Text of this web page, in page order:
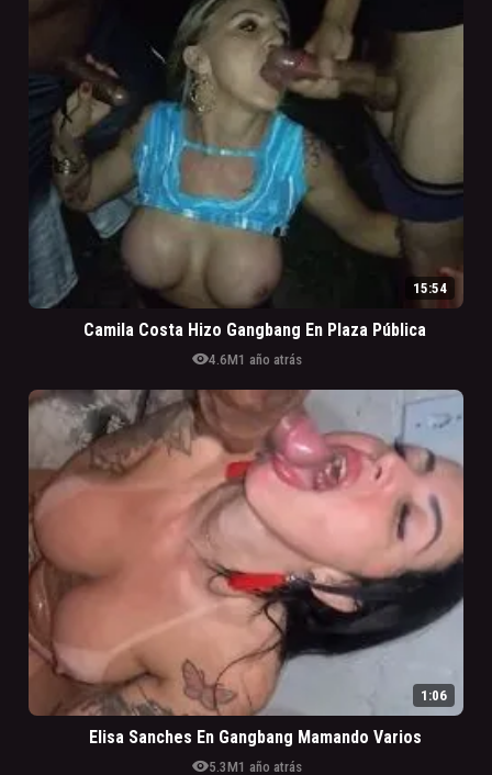
15:54
Camila Costa Hizo Gangbang En Plaza Pública
visibility4.6M1 año atrás
1:06
Elisa Sanches En Gangbang Mamando Varios
visibility5.3M1 año atrás